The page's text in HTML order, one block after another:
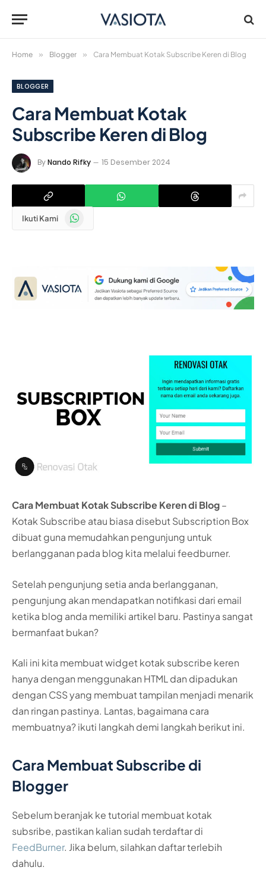
Home » Blogger » Cara Membuat Kotak Subscribe Keren di Blog
BLOGGER
Cara Membuat Kotak
Subscribe Keren di Blog
ByNando Rifky 15 Desember 2024
Ikuti Kami WhatsApp
Cara Membuat Kotak Subscribe Keren di Blog–
Kotak Subscribe atau biasa disebut Subscription Box
dibuat guna memudahkan pengunjung untuk
berlangganan pada blog kita melalui feedburner.
Setelah pengunjung setia anda berlangganan,
pengunjung akan mendapatkan notifikasi dari email
ketika blog anda memiliki artikel baru. Pastinya sangat
bermanfaat bukan?
Kali ini kita membuat widget kotak subscribe keren
hanya dengan menggunakan HTML dan dipadukan
dengan CSS yang membuat tampilan menjadi menarik
dan ringan pastinya. Lantas, bagaimana cara
membuatnya? ikuti langkah demi langkah berikut ini.
Cara Membuat Subscribe di
Blogger
Sebelum beranjak ke tutorial membuat kotak
subsribe, pastikan kalian sudah terdaftar di
FeedBurner. Jika belum, silahkan daftar terlebih
dahulu.